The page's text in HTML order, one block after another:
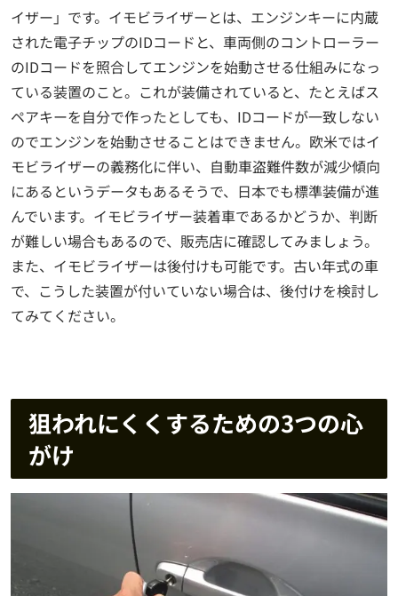
イザー」です。イモビライザーとは、エンジンキーに内蔵
された電子チップのIDコードと、車両側のコントローラー
のIDコードを照合してエンジンを始動させる仕組みになっ
ている装置のこと。これが装備されていると、たとえばス
ペアキーを自分で作ったとしても、IDコードが一致しない
のでエンジンを始動させることはできません。欧米ではイ
モビライザーの義務化に伴い、自動車盗難件数が減少傾向
にあるというデータもあるそうで、日本でも標準装備が進
んでいます。イモビライザー装着車であるかどうか、判断
が難しい場合もあるので、販売店に確認してみましょう。
また、イモビライザーは後付けも可能です。古い年式の車
で、こうした装置が付いていない場合は、後付けを検討し
てみてください。
狙われにくくするための3つの心
がけ